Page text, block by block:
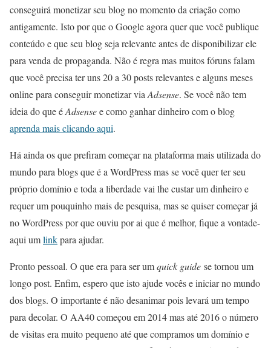
conseguirá monetizar seu blog no momento da criação como
antigamente. Isto por que o Google agora quer que você publique
conteúdo e que seu blog seja relevante antes de disponibilizar ele
para venda de propaganda. Não é regra mas muitos fóruns falam
que você precisa ter uns 20 a 30 posts relevantes e alguns meses
online para conseguir monetizar viaAdsense. Se você não tem
ideia do que éAdsensee como ganhar dinheiro com o blog
aprenda mais clicando aqui.
Há ainda os que prefiram começar na plataforma mais utilizada do
mundo para blogs que é a WordPress mas se você quer ter seu
próprio domínio e toda a liberdade vai lhe custar um dinheiro e
requer um pouquinho mais de pesquisa, mas se quiser começar já
no WordPress por que ouviu por ai que é melhor, fique a vontade-
aqui umlinkpara ajudar.
Pronto pessoal. O que era para ser umquick guide se tornou um
longo post. Enfim, espero que isto ajude vocês e iniciar no mundo
dos blogs. O importante é não desanimar pois levará um tempo
para decolar. O AA40 começou em 2014 mas até 2016 o número
de visitas era muito pequeno até que compramos um domínio e